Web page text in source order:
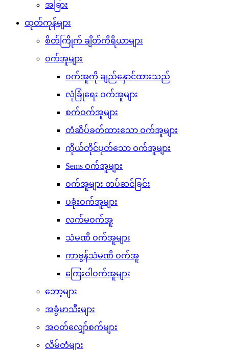
အခြား
ထုတ်ကုန်များ
စိတ်ကြိုက် ချိတ်ကိရိယာများ
ဝက်အူများ
ဝက်အူကို ချည်နှောင်ထားသည်
လုံခြုံရေး ဝက်အူများ
စက်ဝက်အူများ
တံဆိပ်ခတ်ထားသော ဝက်အူများ
ကိုယ်တိုင်ပုတ်သော ဝက်အူများ
Sems ဝက်အူများ
ဝက်အူများ တပ်ဆင်ခြင်း
ပခုံးဝက်အူများ
လက်မဝက်အူ
သံမဏိ ဝက်အူများ
ကာဗွန်သံမဏိ ဝက်အူ
ကြေးဝါဝက်အူများ
ဘော့များ
အခွံမာသီးများ
အဝတ်လျှော်စက်များ
လိမ်တံများ